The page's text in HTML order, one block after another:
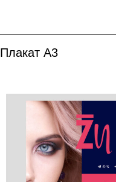
Плакат А3